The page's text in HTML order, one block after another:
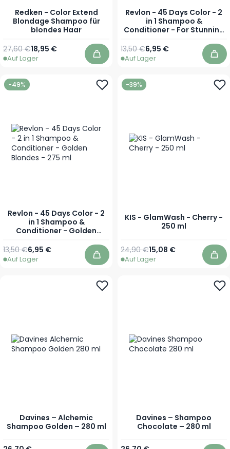
Redken - Color Extend
Blondage Shampoo für
blondes Haar
Ab
18,95 €
Regulärer Preis
27,60 €
Auf Lager In den Warenkorb
Revlon - 45 Days Color - 2
in 1 Shampoo &
Conditioner - For Stunning
Sonderpreis
6,95 €
Regulärer Preis
13,50 €
Auf Lager In
-49%
Revlon - 45 Days Color - 2
in 1 Shampoo &
Conditioner - Golden
Sonderpreis
6,95 €
Regulärer Preis
13,50 €
Auf Lager In den Warenkorb
-39%
KIS - GlamWash - Cherry -
250 ml
Sonderpreis
15,08 €
Regulärer Preis
24,90 €
Auf Lager In
Davines – Alchemic
Shampoo Golden – 280 ml
Davines – Shampoo
Chocolate – 280 ml